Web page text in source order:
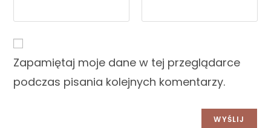
Zapamiętaj moje dane w tej przeglądarce
podczas pisania kolejnych komentarzy.